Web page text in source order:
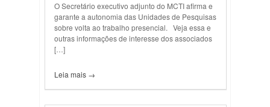
O Secretário executivo adjunto do MCTI afirma e
garante a autonomia das Unidades de Pesquisas
sobre volta ao trabalho presencial. Veja essa e
outras informações de interesse dos associados
[…]
Leia mais →